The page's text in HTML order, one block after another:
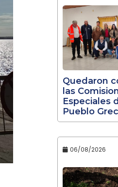
Quedaron
las
Especiales
Pueblo
06/08/2026